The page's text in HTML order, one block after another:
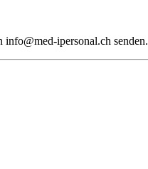
ipersonal.ch senden.